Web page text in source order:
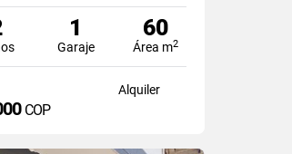
1
Garaje
60
Área m2
Alquiler
COP